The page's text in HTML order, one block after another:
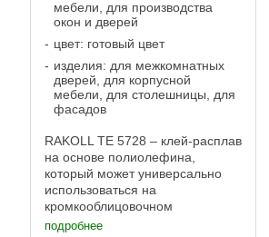
мебели, для производства
окон и дверей
цвет: готовый цвет
изделия: для межкомнатных
дверей, для корпусной
мебели, для столешницы, для
фасадов
RAKOLL TE 5728 – клей-расплав
на основе полиолефина,
который может универсально
использоваться на
кромкооблицовочном
оборудовании для склеивания
подробнее